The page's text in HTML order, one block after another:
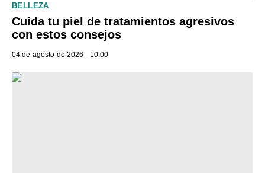
BELLEZA
Cuida tu piel de tratamientos agresivos
con estos consejos
04 de agosto de 2026 - 10:00